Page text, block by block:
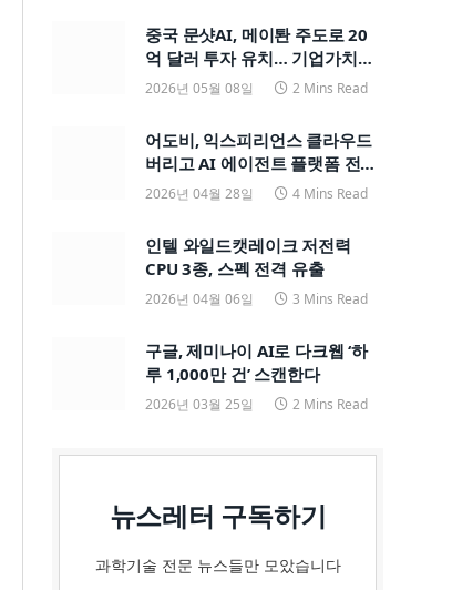
중국 문샷AI, 메이퇀 주도로 20
억 달러 투자 유치… 기업가치
200억 달러
2026년 05월 08일 2 Mins Read
어도비, 익스피리언스 클라우드
버리고 AI 에이전트 플랫폼 전면
전환
2026년 04월 28일 4 Mins Read
인텔 와일드캣레이크 저전력
CPU 3종, 스펙 전격 유출
2026년 04월 06일 3 Mins Read
구글, 제미나이 AI로 다크웹 ‘하
루 1,000만 건’ 스캔한다
2026년 03월 25일 2 Mins Read
뉴스레터 구독하기
과학기술 전문 뉴스들만 모았습니다